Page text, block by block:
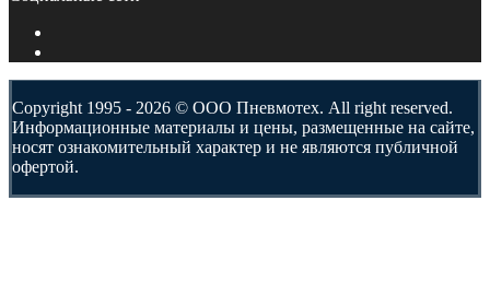
Copyright 1995 - 2026 © ООО Пневмотех. All right reserved.
Информационные материалы и цены, размещенные на сайте,
носят ознакомительный характер и не являются публичной
офертой.